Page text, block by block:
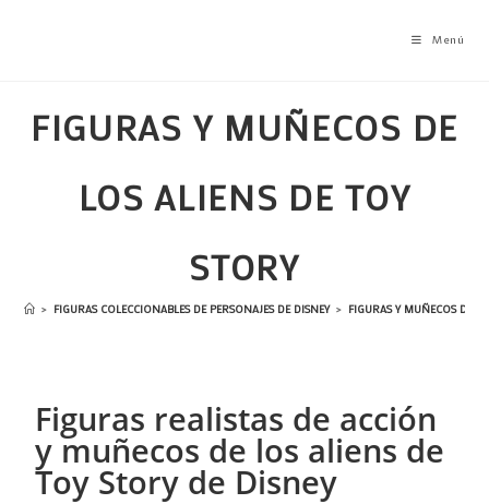
Menú
FIGURAS Y MUÑECOS DE
LOS ALIENS DE TOY
STORY
> FIGURAS COLECCIONABLES DE PERSONAJES DE DISNEY > FIGURAS Y MUÑECOS DE
Figuras realistas de acción
y muñecos de los aliens de
Toy Story de Disney